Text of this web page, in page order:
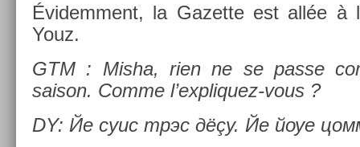
Évidem­ment, la Gazet­te est allée à
Youz.
GTM : Misha, rien ne se passe
saison. Comme l’expliquez-vous ?
DY: Йе суис трэс дёçу. Йе йоуе